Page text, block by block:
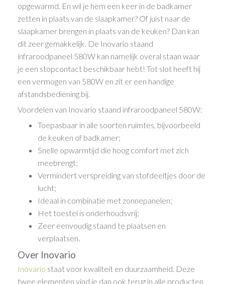
opgewarmd. En wil je hem een keer in de badkamer
zetten in plaats van de slaapkamer? Of juist naar de
slaapkamer brengen in plaats van de keuken? Dan kan
dit zeer gemakkelijk. De Inovario staand
infraroodpaneel 580W kan namelijk overal staan waar
je een stopcontact beschikbaar hebt! Tot slot heeft hij
een vermogen van 580W en zit er een handige
afstandsbediening bij.
Voordelen van Inovario staand infraroodpaneel 580W:
Toepasbaar in alle soorten ruimtes, bijvoorbeeld
de keuken of badkamer;
Snelle opwarmtijd die hoog comfort met zich
meebrengt;
Vermindert verspreiding van stofdeeltjes door de
lucht;
Ideaal in combinatie met zonnepanelen;
Het toestel is onderhoudsvrij;
Zeer eenvoudig staand te plaatsen en
verplaatsen.
Over Inovario
Inovario staat voor kwaliteit en duurzaamheid. Deze
twee elementen vind je dan ook terug in alle producten